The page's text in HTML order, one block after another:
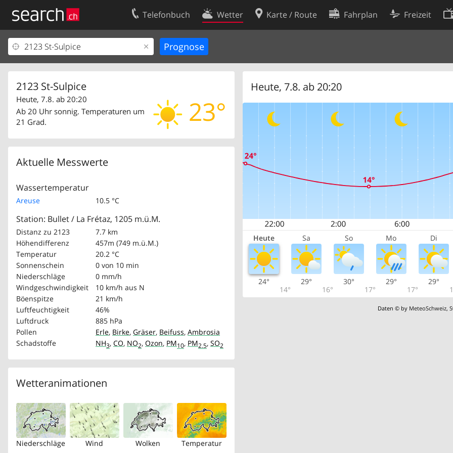
Telefonbuch Wetter Karte / Route Fahrplan Freizeit
2123 St-Sulpice
23°
Heute, 7.8. ab 20:20
Ab 20 Uhr sonnig. Temperaturen um
21 Grad.
Aktuelle Messwerte
Wassertemperatur
Areuse 10.5 °C
Station: Bullet / La Frétaz, 1205 m.ü.M.
Distanz zu 2123
7.7 km
Höhendifferenz
457m (749 m.ü.M.)
Temperatur
20.2 °C
Sonnenschein
0 von 10 min
Niederschläge
0 mm/h
Windgeschwindigkeit
10 km/h aus N
Böenspitze
21 km/h
Luftfeuchtigkeit
46%
Luftdruck
885 hPa
Pollen
Erle, Birke, Gräser, Beifuss, Ambrosia
Schadstoffe
NH3, CO, NO2, Ozon, PM10, PM2.5, SO2
Wetteranimationen
Niederschläge Wind Wolken Temperatur
Heute, 7.8. ab 20:20
Heute Sa So Mo Di
24°
14°
29°
16°
30°
17°
29°
17°
29°
Daten © by MeteoSchweiz,
Ihr Eintrag
Kundencenter Geschäftskunden
Kontakt
Nutzungsbedingungen
Cookie-Einstellungen